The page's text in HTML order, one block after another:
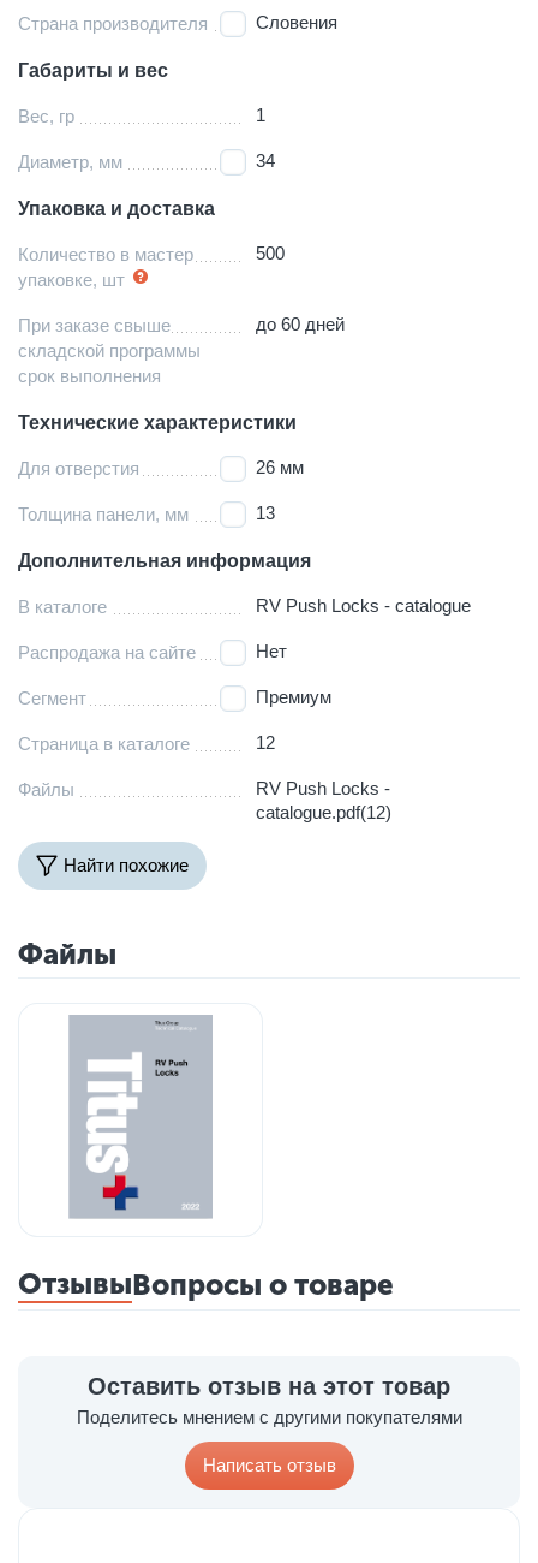
Страна производителя Словения
Габариты и вес
Вес, гр 1
Диаметр, мм 34
Упаковка и доставка
Количество в мастер
упаковке, шт
500
При заказе свыше
складской программы
срок выполнения
до 60 дней
Технические характеристики
Для отверстия 26 мм
Толщина панели, мм 13
Дополнительная информация
В каталоге RV Push Locks - catalogue
Распродажа на сайте Нет
Сегмент Премиум
Страница в каталоге 12
Файлы
RV Push Locks -
catalogue.pdf(12)
Найти похожие
Файлы
ОтзывыВопросы о товаре
Оставить отзыв на этот товар
Поделитесь мнением с другими покупателями
Написать отзыв